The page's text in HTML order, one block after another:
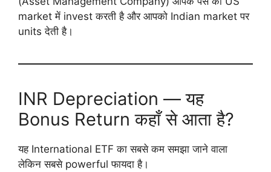
market में invest करती है और आपको Indian market पर
units देती है।
INR Depreciation — यह
Bonus Return कहाँ से आता है?
यह International ETF का सबसे कम समझा जाने वाला
लेकिन सबसे powerful फायदा है।